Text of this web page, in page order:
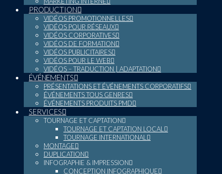
PRODUCTION
VIDÉOS PROMOTIONNELLES
VIDÉOS POUR RÉSEAUX
VIDÉOS CORPORATIVES
VIDÉOS DE FORMATION
VIDÉOS PUBLICITAIRES
VIDÉOS POUR LE WEB
VIDÉOS – TRADUCTION | ADAPTATION
ÉVÉNEMENTS
PRÉSENTATIONS ET ÉVÉNEMENTS CORPORATIFS
ÉVÉNEMENTS TOUS GENRES
ÉVÉNEMENTS PRODUITS PMD
SERVICES
TOURNAGE ET CAPTATION
TOURNAGE ET CAPTATION LOCAL
TOURNAGE INTERNATIONAL
MONTAGE
DUPLICATION
INFOGRAPHIE & IMPRESSION
CONCEPTION INFOGRAPHIQUE